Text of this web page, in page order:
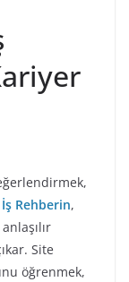
İş Rehberin,
Site
öğrenmek,